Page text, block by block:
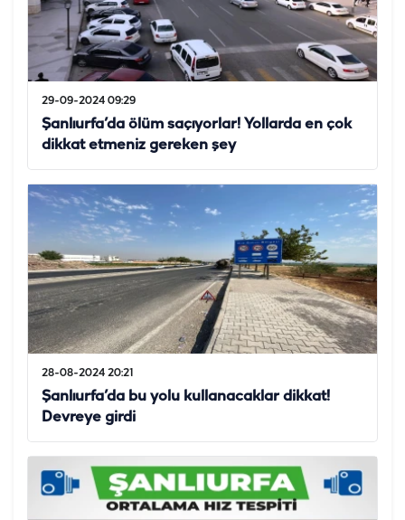
29-09-2024 09:29
Şanlıurfa’da ölüm saçıyorlar! Yollarda en çok
dikkat etmeniz gereken şey
28-08-2024 20:21
Şanlıurfa’da bu yolu kullanacaklar dikkat!
Devreye girdi